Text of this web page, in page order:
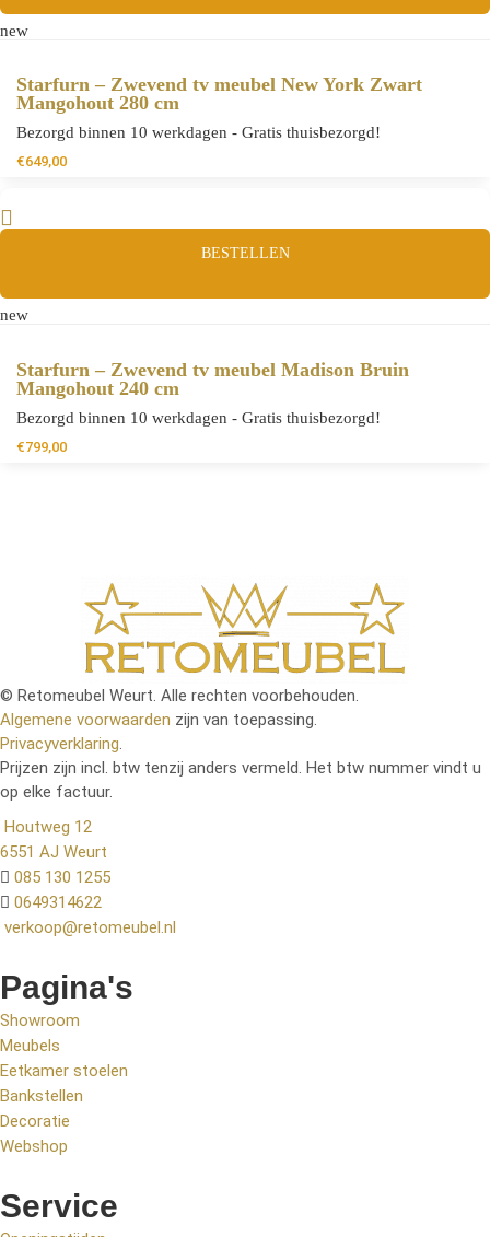
new
Starfurn – Zwevend tv meubel New York Zwart
Mangohout 280 cm
Bezorgd binnen 10 werkdagen - Gratis thuisbezorgd!
€649,00
BESTELLEN
new
Starfurn – Zwevend tv meubel Madison Bruin
Mangohout 240 cm
Bezorgd binnen 10 werkdagen - Gratis thuisbezorgd!
€799,00
© Retomeubel Weurt. Alle rechten voorbehouden.
Algemene voorwaarden zijn van toepassing.
Privacyverklaring
Prijzen zijn incl. btw tenzij anders vermeld. Het btw nummer vindt u
op elke factuur.
Houtweg 12
6551 AJ Weurt
085 130 1255
0649314622
verkoop@retomeubel.nl
Pagina's
Showroom
Meubels
Eetkamer stoelen
Bankstellen
Decoratie
Webshop
Service